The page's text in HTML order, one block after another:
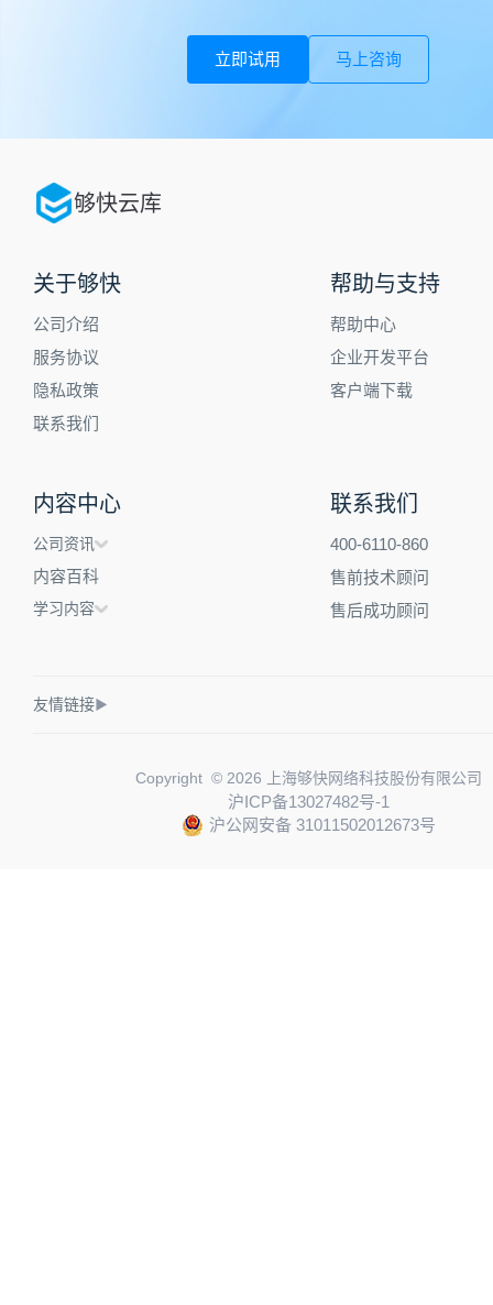
立即试用 马上咨询
够快云库
关于够快
公司介绍
服务协议
隐私政策
联系我们
帮助与支持
帮助中心
企业开发平台
客户端下载
内容中心
公司资讯
内容百科
学习内容
联系我们
400-6110-860
售前技术顾问
售后成功顾问
友情链接▶
Copyright © 2026 上海够快网络科技股份有限公司
沪ICP备13027482号-1
沪公网安备 31011502012673号